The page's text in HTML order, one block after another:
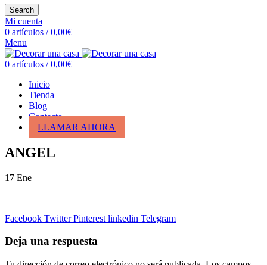
Search
Mi cuenta
0 artículos / 0,00€
Menu
0 artículos / 0,00€
Inicio
Tienda
Blog
Contacto
LLAMAR AHORA
ANGEL
17 Ene
Facebook Twitter Pinterest linkedin Telegram
Deja una respuesta